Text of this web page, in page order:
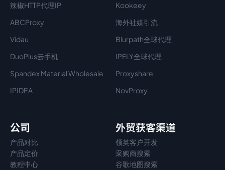
辣椒HTTP代理IP
Kookeey
ABCProxy
海外社媒引流
Vidau
Blurpath全球代理
DuoPlus云手机
IPFLY全球代理
Spandex Material Wholesale​
Proxyshare
IPIDEA
NovProxy
公司
产品对比
产品定价
教程中心
外贸获客渠道
领英客户开发
采购商搜索
谷歌地图搜索